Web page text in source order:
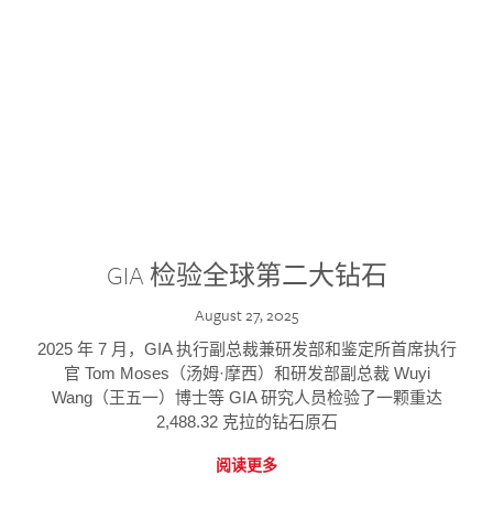
GIA 检验全球第二大钻石
August 27, 2025
2025 年 7 月，GIA 执行副总裁兼研发部和鉴定所首席执行
官 Tom Moses（汤姆·摩西）和研发部副总裁 Wuyi
Wang（王五一）博士等 GIA 研究人员检验了一颗重达
2,488.32 克拉的钻石原石
阅读更多